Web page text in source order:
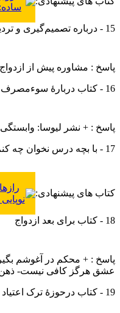
15 - درباره تصمیم‌گیری و تردید مربوط با ازدواج
پاسخ : مشاوره پیش از ازدواج
16 - کتاب دربارۀ سوءمصرف مواد
پاسخ : + نشر لیوسا: وابستگی
17 - با بچه درس نخوان چه کنم؟
کتاب های پیشنهادی:
تهدید
18 - کتاب برای بعد ازدواج
پاسخ : + محکم در آغوشم
عشق هرگز کافی نیست- ذهن
19 - کتاب درحوزۀ ترک اعتیاد